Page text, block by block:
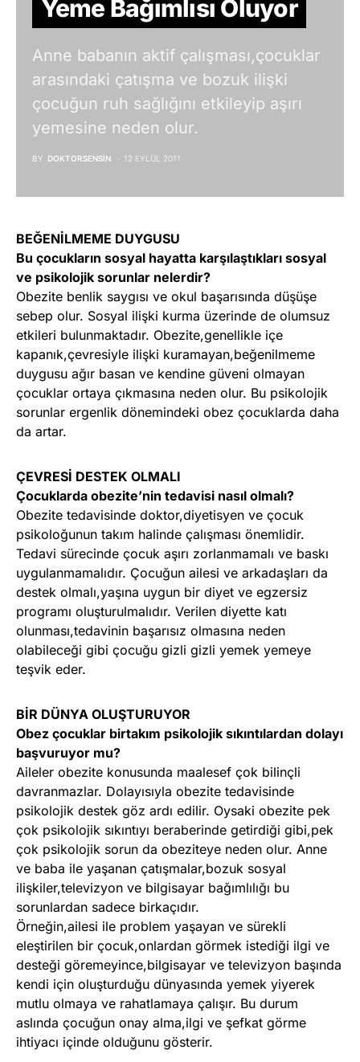
Yeme Bağımlısı Oluyor
Anne babanın aktif çalışması,çocuklar
arasındaki çatışma ve bozuk ilişki
çocuğun ruh sağlığını etkileyip aşırı
yemesine neden olur.
BY DOKTORSENSIN 12 EYLÜL 2011
BEĞENİLMEME DUYGUSU
Bu çocukların sosyal hayatta karşılaştıkları sosyal
ve psikolojik sorunlar nelerdir?
Obezite benlik saygısı ve okul başarısında düşüşe
sebep olur. Sosyal ilişki kurma üzerinde de olumsuz
etkileri bulunmaktadır. Obezite,genellikle içe
kapanık,çevresiyle ilişki kuramayan,beğenilmeme
duygusu ağır basan ve kendine güveni olmayan
çocuklar ortaya çıkmasına neden olur. Bu psikolojik
sorunlar ergenlik dönemindeki obez çocuklarda daha
da artar.
ÇEVRESİ DESTEK OLMALI
Çocuklarda obezite’nin tedavisi nasıl olmalı?
Obezite tedavisinde doktor,diyetisyen ve çocuk
psikoloğunun takım halinde çalışması önemlidir.
Tedavi sürecinde çocuk aşırı zorlanmamalı ve baskı
uygulanmamalıdır. Çocuğun ailesi ve arkadaşları da
destek olmalı,yaşına uygun bir diyet ve egzersiz
programı oluşturulmalıdır. Verilen diyette katı
olunması,tedavinin başarısız olmasına neden
olabileceği gibi çocuğu gizli gizli yemek yemeye
teşvik eder.
BİR DÜNYA OLUŞTURUYOR
Obez çocuklar birtakım psikolojik sıkıntılardan dolayı
başvuruyor mu?
Aileler obezite konusunda maalesef çok bilinçli
davranmazlar. Dolayısıyla obezite tedavisinde
psikolojik destek göz ardı edilir. Oysaki obezite pek
çok psikolojik sıkıntıyı beraberinde getirdiği gibi,pek
çok psikolojik sorun da obeziteye neden olur. Anne
ve baba ile yaşanan çatışmalar,bozuk sosyal
ilişkiler,televizyon ve bilgisayar bağımlılığı bu
sorunlardan sadece birkaçıdır.
Örneğin,ailesi ile problem yaşayan ve sürekli
eleştirilen bir çocuk,onlardan görmek istediği ilgi ve
desteği göremeyince,bilgisayar ve televizyon başında
kendi için oluşturduğu dünyasında yemek yiyerek
mutlu olmaya ve rahatlamaya çalışır. Bu durum
aslında çocuğun onay alma,ilgi ve şefkat görme
ihtiyacı içinde olduğunu gösterir.